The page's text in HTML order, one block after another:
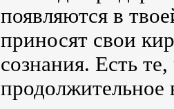
появляются в
приносят свои
сознания. Есть